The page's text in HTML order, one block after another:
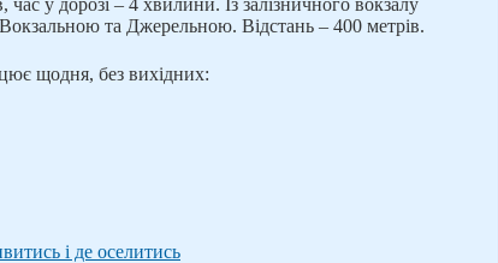
час у дорозі – 4 хвилини. Із залізничного вокзалу
та Джерельною. Відстань – 400 метрів.
щодня, без вихідних:
і де оселитись